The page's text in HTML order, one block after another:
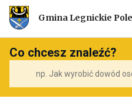
Przekierowuje
do
strony
głównej
Gmina Legnickie Pole
Co chcesz znaleźć?